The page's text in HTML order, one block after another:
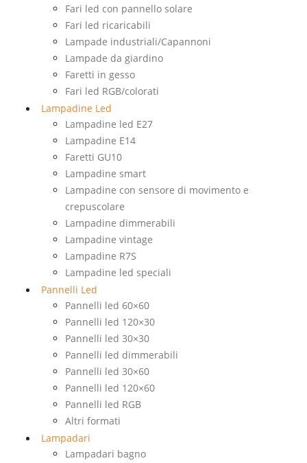
Fari led con pannello solare
Fari led ricaricabili
Lampade industriali/Capannoni
Lampade da giardino
Faretti in gesso
Fari led RGB/colorati
Lampadine Led
Lampadine led E27
Lampadine E14
Faretti GU10
Lampadine smart
Lampadine con sensore di movimento e
crepuscolare
Lampadine dimmerabili
Lampadine vintage
Lampadine R7S
Lampadine led speciali
Pannelli Led
Pannelli led 60×60
Pannelli led 120×30
Pannelli led 30×30
Pannelli led dimmerabili
Pannelli led 30×60
Pannelli led 120×60
Pannelli led RGB
Altri formati
Lampadari
Lampadari bagno